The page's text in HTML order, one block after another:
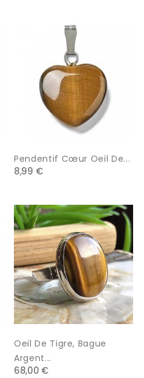
Pendentif Cœur Oeil De...
8,99 €
Oeil De Tigre, Bague
Argent...
68,00 €